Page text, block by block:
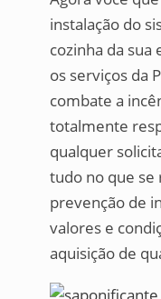
instalação do
cozinha da
os serviços da
combate a
totalmente
qualquer
tudo no que se
prevenção de
valores e
aquisição de